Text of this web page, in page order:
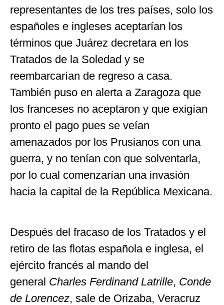
representantes de los tres países, solo los
españoles e ingleses aceptarían los
términos que Juárez decretara en los
Tratados de la Soledad y se
reembarcarían de regreso a casa.
También puso en alerta a Zaragoza que
los franceses no aceptaron y que exigían
pronto el pago pues se veían
amenazados por los Prusianos con una
guerra, y no tenían con que solventarla,
por lo cual comenzarían una invasión
hacia la capital de la República Mexicana.
Después del fracaso de los Tratados y el
retiro de las flotas española e inglesa, el
ejército francés al mando del
general Charles Ferdinand Latrille, Conde
de Lorencez, sale de Orizaba, Veracruz